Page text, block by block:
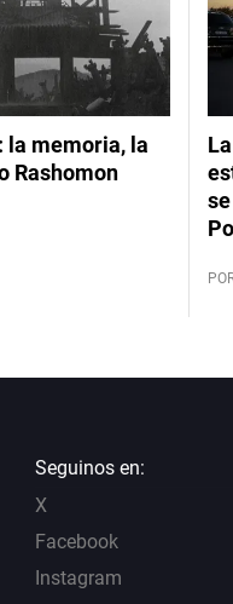
la memoria, la
Rashomon
Seguinos en:
X
Facebook
Instagram